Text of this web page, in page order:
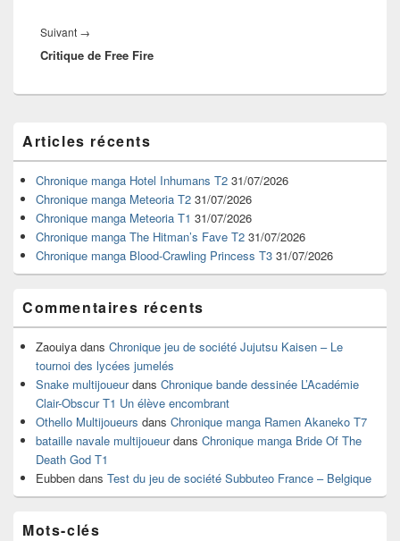
Suivant →
suivant :
Critique de Free Fire
principale
de
widget
pour
barre
latérale
Articles récents
Chronique manga Hotel Inhumans T2 31/07/2026
Chronique manga Meteoria T2 31/07/2026
Chronique manga Meteoria T1 31/07/2026
Chronique manga The Hitman’s Fave T2 31/07/2026
Chronique manga Blood-Crawling Princess T3 31/07/2026
Commentaires récents
Zaouiya dans Chronique jeu de société Jujutsu Kaisen – Le
tournoi des lycées jumelés
Snake multijoueurdans Chronique bande dessinée L’Académie
Clair-Obscur T1 Un élève encombrant
Othello Multijoueurs dans Chronique manga Ramen Akaneko T7
bataille navale multijoueurdans Chronique manga Bride Of The
Death God T1
Eubben dans Test du jeu de société Subbuteo France – Belgique
Mots-clés